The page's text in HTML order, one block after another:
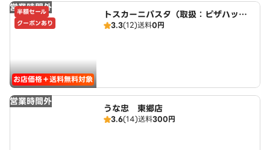
営業時間外
半額セール
クーポンあり
お店価格＋送料無料対象
トスカーニパスタ（取扱：ピザハット
三好店）
3.3(12)送料0円
営業時間外
うな忠 東郷店
3.6(14)送料300円